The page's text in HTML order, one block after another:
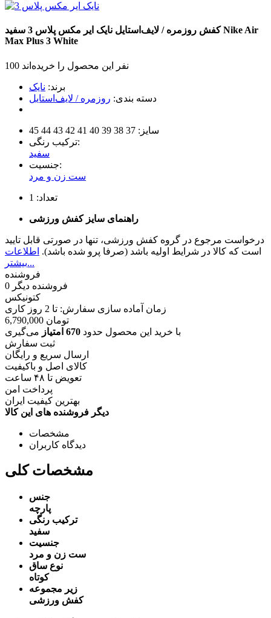
کفش روزمره / لایف‌استایل نایک ایر مکس پلاس 3 سفید
Nike Air
Max Plus 3 White
100 نفر این محصول را خریده‌اند
برند: نایک
دسته بندی: روزمره / لایف‌استایل
سایز: 37
38
39
40
41
42
43
44
45
ترکیب رنگی:
سفید
جنسیت:
ست زن و مرد
تعداد: 1
راهنمای سایز کفش ورزشی
درخواست مرجوع در گروه کفش ورزشی، تنها در صورتی قابل تایید
است که کالا در شرایط اولیه باشد (صرفا پرو شده باشد). اطلاعات
بیشتر...
فروشنده
0 فروشنده دیگر
کتونیکس
زمان آماده سازی سفارش: تا 2 روز کاری
6,790,000 تومان
با خرید این محصول حدود 670 امتیاز
می‌گیری
ثبت سفارش
ارسال سریع و رایگان
کالای اصل و باکیفیت
تعویض تا ۴۸ ساعت
پرداخت امن
بهترین کیفیت ایران
دیگر فروشنده های این کالا
مشخصات
دیدگاه کاربران
مشخصات کلی
جنس
پارچه
ترکیب رنگی
سفید
جنسیت
ست زن و مرد
نوع ساق
کوتاه
زیر مجموعه
کفش ورزشی